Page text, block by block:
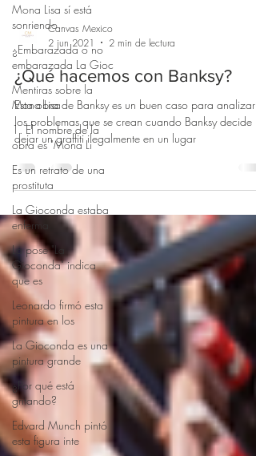
Mona Lisa sí está
sonriendo
¿Embarazada o no
embarazada La Gioc
Mentiras sobre la
Mona Lisa
1. El nombre de la
obra es "Mona Li
Es un retrato de una
prostituta
La Gioconda estaba
enferma
La pose "La
Gioconda" indica
que es
Leonardo firmó esta
pintura en los
La Gioconda es una
pintura grande
¿Por qué está
gritando?
Edvard Munch pintó
esta figura inte
Canvas Mexico
2 jun 2021
2 min de lectura
¿Qué hacemos con Banksy?
Esta obra de Banksy es un buen caso para analizar
los problemas que se crean cuando Banksy decide
dejar un graffiti ilegalmente en un lugar